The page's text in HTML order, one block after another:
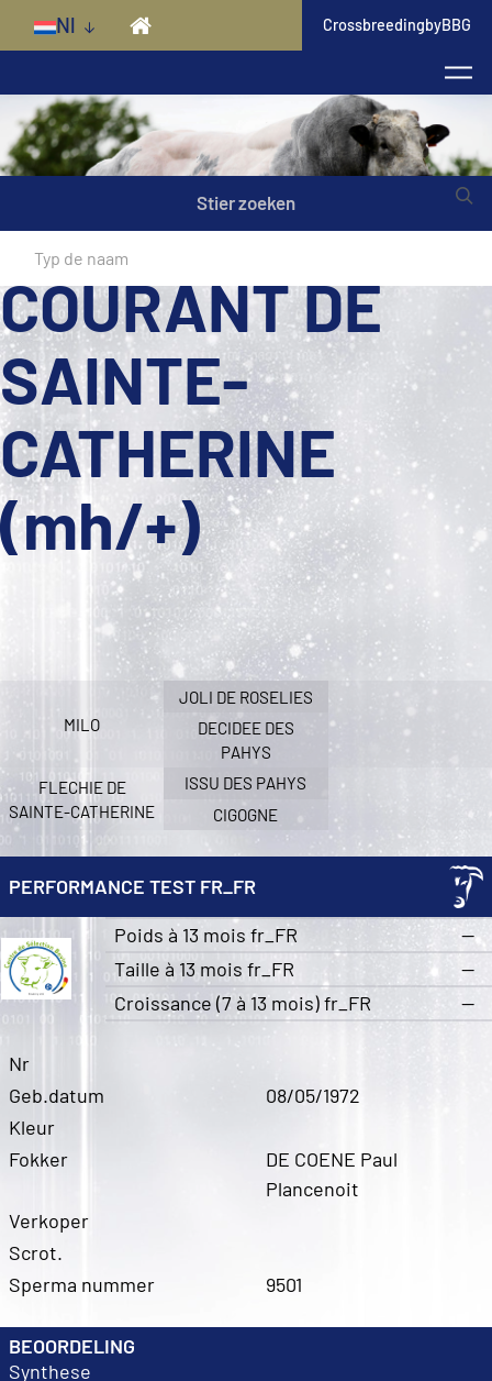
Skip to main content
Nl CrossbreedingbyBBG
Stier zoeken
COURANT DE
SAINTE-
CATHERINE
(mh/+)
MILO
JOLI DE ROSELIES
DECIDEE DES
PAHYS
FLECHIE DE
SAINTE-CATHERINE
ISSU DES PAHYS
CIGOGNE
PERFORMANCE TEST FR_FR
Poids à 13 mois fr_FR
—
Taille à 13 mois fr_FR
—
Croissance (7 à 13 mois) fr_FR
—
Nr
Geb.datum
08/05/1972
Kleur
Fokker
DE COENE Paul
Plancenoit
Verkoper
Scrot.
Sperma nummer
9501
BEOORDELING
Synthese